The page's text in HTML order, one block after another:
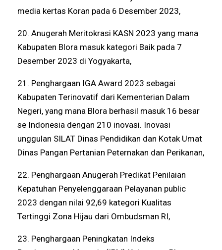
media kertas Koran pada 6 Desember 2023,
20. Anugerah Meritokrasi KASN 2023 yang mana
Kabupaten Blora masuk kategori Baik pada 7
Desember 2023 di Yogyakarta,
21. Penghargaan IGA Award 2023 sebagai
Kabupaten Terinovatif dari Kementerian Dalam
Negeri, yang mana Blora berhasil masuk 16 besar
se Indonesia dengan 210 inovasi. Inovasi
unggulan SILAT Dinas Pendidikan dan Kotak Umat
Dinas Pangan Pertanian Peternakan dan Perikanan,
22. Penghargaan Anugerah Predikat Penilaian
Kepatuhan Penyelenggaraan Pelayanan public
2023 dengan nilai 92,69 kategori Kualitas
Tertinggi Zona Hijau dari Ombudsman RI,
23. Penghargaan Peningkatan Indeks